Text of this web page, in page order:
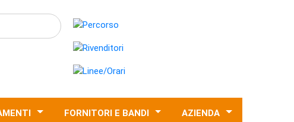
FORNITORI E BANDI AZIENDA